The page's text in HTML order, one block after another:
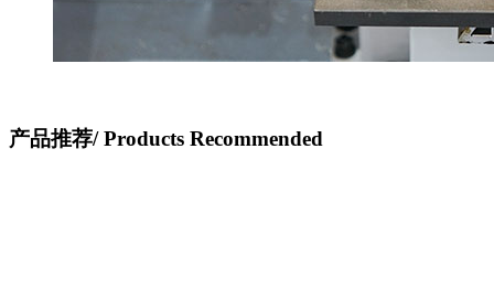
产品推荐/Products Recommended